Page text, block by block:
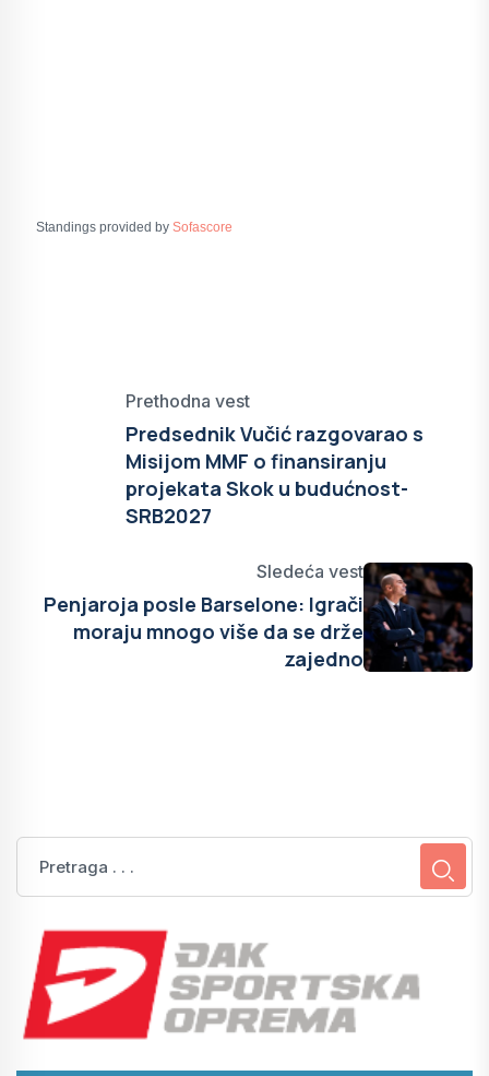
Standings provided by Sofascore
Prethodna vest
Predsednik Vučić razgovarao s
Misijom MMF o finansiranju
projekata Skok u budućnost-
SRB2027
Sledeća vest
Penjaroja posle Barselone: Igrači
moraju mnogo više da se drže
zajedno